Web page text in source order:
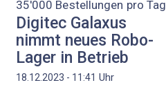
35'000 Bestellungen pro Tag
Digitec Galaxus
nimmt neues Robo-
Lager in Betrieb
18.12.2023 - 11:41 Uhr